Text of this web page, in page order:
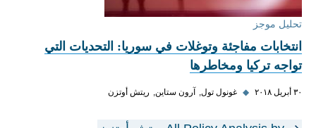
تحليل موجز
انتخابات مفاجئة وتوغلات في سوريا: التحديات التي
تواجه تركيا ومخاطرها
٣٠ أبريل ٢٠١٨ ◆ غونول تول آرون ستاين ريتش أوتزن